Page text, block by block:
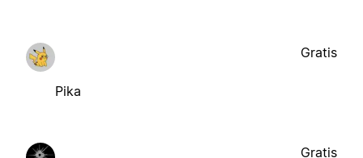
Pika
Gratis
Gratis